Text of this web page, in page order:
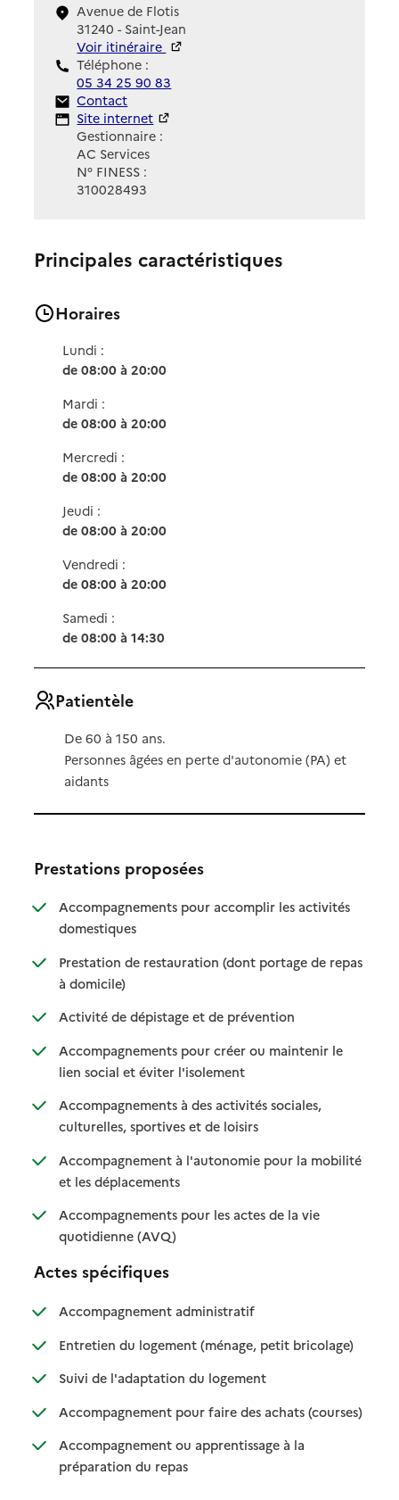
Avenue de Flotis
31240 - Saint-Jean
Voir itinéraire
Téléphone :
05 34 25 90 83
Contact
Contact
Site Internet
Site internet
Gestionnaire :
AC Services
N° FINESS :
310028493
Principales caractéristiques
Horaires
Lundi :
de 08:00 à 20:00
Mardi :
de 08:00 à 20:00
Mercredi :
de 08:00 à 20:00
Jeudi :
de 08:00 à 20:00
Vendredi :
de 08:00 à 20:00
Samedi :
de 08:00 à 14:30
Patientèle
De 60 à 150 ans.
Personnes âgées en perte d'autonomie (PA) et
aidants
Prestations proposées
Accompagnements pour accomplir les activités
domestiques: disponible
: non disponible
Prestation de restauration (dont portage de repas
à domicile): disponible
: non disponible
Activité de dépistage et de prévention: disponible
: non disponible
Accompagnements pour créer ou maintenir le
lien social et éviter l'isolement: disponible
: non disponible
Accompagnements à des activités sociales,
culturelles, sportives et de loisirs: disponible
: non disponible
Accompagnement à l'autonomie pour la mobilité
et les déplacements: disponible
: non disponible
Accompagnements pour les actes de la vie
quotidienne (AVQ): disponible
: non disponible
Actes spécifiques
Accompagnement administratif: disponible
: non disponible
Entretien du logement (ménage, petit bricolage): disponible
: non
Suivi de l'adaptation du logement: disponible
: non disponible
Accompagnement pour faire des achats (courses)
:
: non
Accompagnement ou apprentissage à la
préparation du repas: disponible
: non disponible